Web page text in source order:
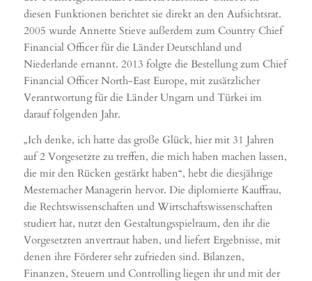
diesen Funktionen berichtet sie direkt an den Aufsichtsrat.
2005 wurde Annette Stieve außerdem zum Country Chief
Financial Officer für die Länder Deutschland und
Niederlande ernannt. 2013 folgte die Bestellung zum Chief
Financial Officer North-East Europe, mit zusätzlicher
Verantwortung für die Länder Ungarn und Türkei im
darauf folgenden Jahr.
„Ich denke, ich hatte das große Glück, hier mit 31 Jahren
auf 2 Vorgesetzte zu treffen, die mich haben machen lassen,
die mir den Rücken gestärkt haben“, hebt die diesjährige
Mestemacher Managerin hervor. Die diplomierte Kauffrau,
die Rechtswissenschaften und Wirtschaftswissenschaften
studiert hat, nutzt den Gestaltungsspielraum, den ihr die
Vorgesetzten anvertraut haben, und liefert Ergebnisse, mit
denen ihre Förderer sehr zufrieden sind. Bilanzen,
Finanzen, Steuern und Controlling liegen ihr und mit der